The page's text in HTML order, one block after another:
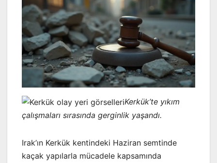
Kerkük’te yıkım
çalışmaları sırasında gerginlik yaşandı.
Irak’ın Kerkük kentindeki Haziran semtinde
kaçak yapılarla mücadele kapsamında